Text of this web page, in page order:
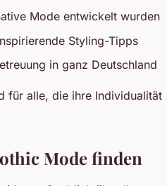
Mode entwickelt wurden
Styling-Tipps
in ganz Deutschland
für alle, die ihre Individualität
Mode finden